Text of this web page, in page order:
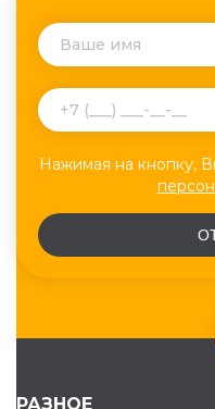
Нажимая на кнопку,
РАЗНОЕ